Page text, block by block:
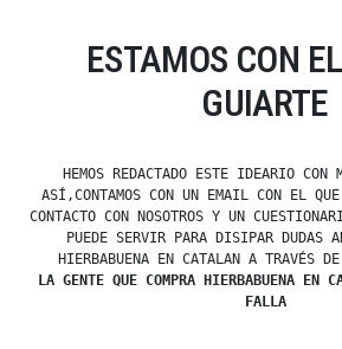
ESTAMOS CON
GUIARTE
HEMOS REDACTADO ESTE IDEARIO CON
ASÍ,CONTAMOS CON UN EMAIL CON EL QUE
CONTACTO CON NOSOTROS Y UN
PUEDE SERVIR PARA DISIPAR DUDAS
HIERBABUENA EN CATALAN A TRAVÉS
LA GENTE QUE COMPRA HIERBABUENA EN
FALLA